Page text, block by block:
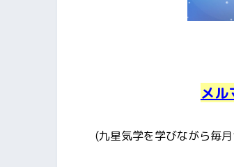
メル
(九星気学を学びながら毎